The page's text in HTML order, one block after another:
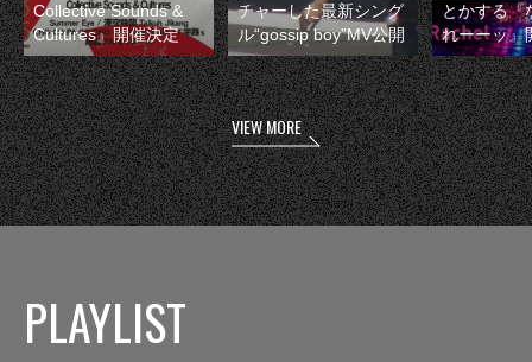
Collective Sounds &
Cultures』開催決定
チャーした最新シング
ル“gossip boy”MV公開
とかする『
れーーッ』
VIEW MORE
PLAYLIST